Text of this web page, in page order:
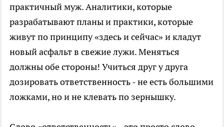
практичный муж. Аналитики, которые
разрабатывают планы и практики, которые
живут по принципу «здесь и сейчас» и кладут
новый асфальт в свежие лужи. Меняться
должны обе стороны! Учиться друг у друга
дозировать ответственность - не есть большими
ложками, но и не клевать по зернышку.